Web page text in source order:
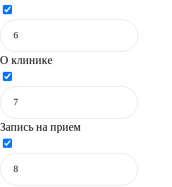
О клинике
Запись на прием